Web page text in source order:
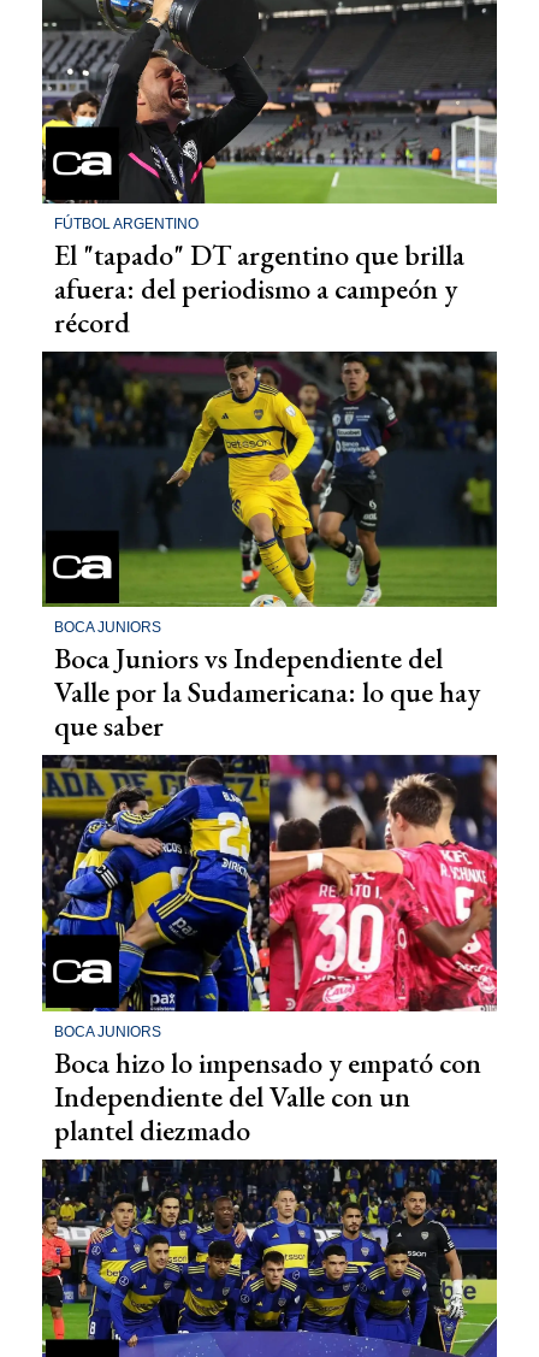
FÚTBOL ARGENTINO
El "tapado" DT argentino que brilla
afuera: del periodismo a campeón y
récord
BOCA JUNIORS
Boca Juniors vs Independiente del
Valle por la Sudamericana: lo que hay
que saber
BOCA JUNIORS
Boca hizo lo impensado y empató con
Independiente del Valle con un
plantel diezmado